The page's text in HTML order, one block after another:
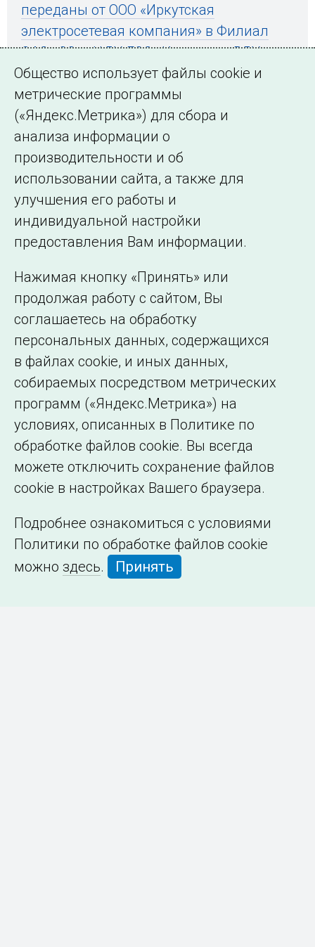
переданы от ООО «Иркутская
электросетевая компания» в Филиал
ОАО «СО – ЦДУ ЕЭС» Иркутское РДУ
← Все публикации
Подписаться на новости
©2005–2026 АО «СО ЕЭС»
Филиалы и
представительства
Сведения об
образовательной
организации
Общество использует файлы cookie и
метрические программы
(«Яндекс.Метрика») для сбора и
анализа информации о
производительности и об
использовании сайта, а также для
улучшения его работы и
индивидуальной настройки
предоставления Вам информации.
Нажимая кнопку «Принять» или
продолжая работу с сайтом, Вы
соглашаетесь на обработку
персональных данных, содержащихся
в файлах cookie, и иных данных,
собираемых посредством метрических
программ («Яндекс.Метрика») на
условиях, описанных в Политике по
обработке файлов cookie. Вы всегда
можете отключить сохранение файлов
cookie в настройках Вашего браузера.
Подробнее ознакомиться с условиями
Политики по обработке файлов cookie
можно здесь. Принять